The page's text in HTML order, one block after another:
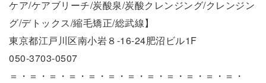
ケア/ケアブリーチ/炭酸泉/炭酸クレンジング/クレンジン
グ/デトックス/縮毛矯正/総武線】
東京都江戸川区南小岩８-16-24肥沼ビル1F
050-3703-0507
＝・＝・＝・＝・＝・＝・＝・＝・＝・＝・＝・＝・